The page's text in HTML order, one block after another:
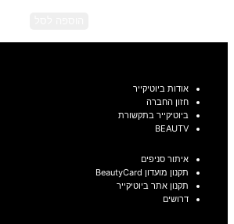
אודות ביוטיקייר
חזון החברה
ביוטיקייר בתקשורת
BEAUTV
איתור סניפים
תקנון מועדון BeautyCard
תקנון אתר ביוטיקייר
דרושים